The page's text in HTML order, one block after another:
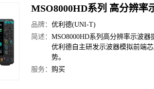
MSO8000HD系列 高分辨率
品牌： 优利德(UNI-T)
简述： MSO8000HD系列高分辨率示波器
优利德自主研发示波器模拟前端
势。
服务： 购买